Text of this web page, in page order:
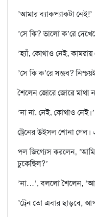
’আমার ব‍্যাকপ‍্যাকটা নেই!’
’সে কি? ভালো ক’রে
’হ‍্যাঁ, কোথাও নেই,
’সে কি ক’রে সম্ভব?
শৈলেন জোরে জোরে মাথা
’না না, নেই, কোথাও নেই।’
ট্রেনের উইসল শোনা গেল।
পল জিগ‍্যেস করলেন,
ঢুকেছিল?’
’না…’, বললো শৈলেন,
’ট্রেন তো এবার ছাড়বে,